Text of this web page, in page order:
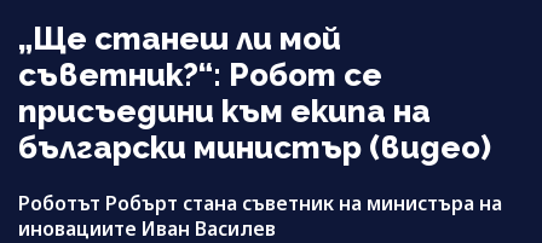
„Ще станеш ли мой
съветник?“: Робот се
присъедини към екипа на
български министър (видео)
Роботът Робърт стана съветник на министъра на
иновациите Иван Василев